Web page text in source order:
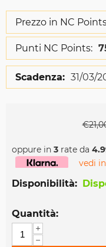
Prezzo in NC
Punti NC Points:
Scadenza: 31/03/
€
oppure in 3 rate da
vedi
Disponibilità:
Quantità:
+
−